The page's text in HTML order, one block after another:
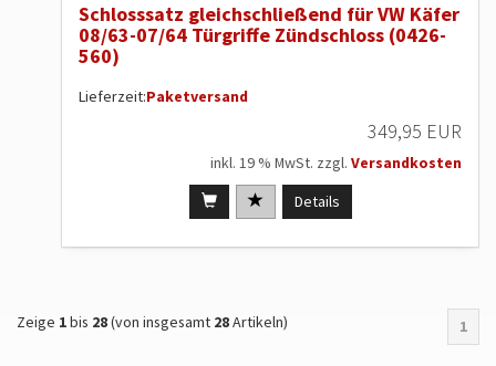
Schlosssatz gleichschließend für VW Käfer
08/63-07/64 Türgriffe Zündschloss (0426-
560)
Lieferzeit:Paketversand
349,95 EUR
inkl. 19 % MwSt. zzgl. Versandkosten
Details
Zeige 1bis 28(von insgesamt 28Artikeln) 1